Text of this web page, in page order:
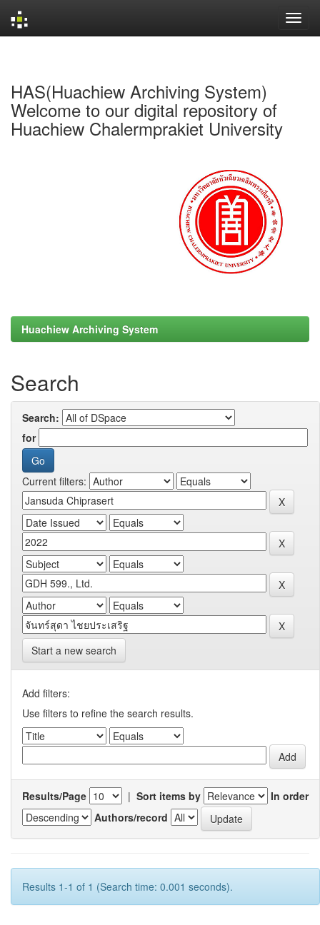
HAS(Huachiew Archiving System)
Welcome to our digital repository of
Huachiew Chalermprakiet University
Huachiew Archiving System
Search
Search:
for
Current filters:
Start a new search
Add filters:
Use filters to refine the search results.
Results/Page | Sort items by
In order
Authors/record
Results 1-1 of 1 (Search time: 0.001 seconds).